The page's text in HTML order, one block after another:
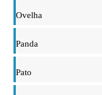
Ovelha
Panda
Pato